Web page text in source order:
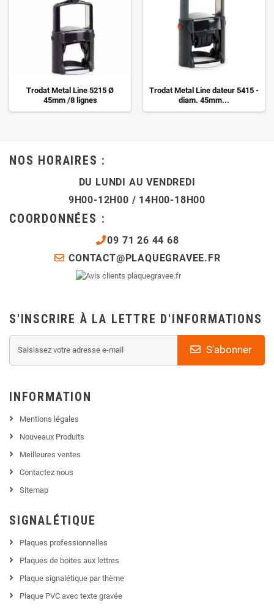
Trodat Metal Line 5215 Ø
45mm /8 lignes
Trodat Metal Line dateur 5415 -
diam. 45mm...
NOS HORAIRES :
DU LUNDI AU VENDREDI
9H00-12H00 / 14H00-18H00
COORDONNÉES :
09 71 26 44 68
CONTACT@PLAQUEGRAVEE.FR
S'INSCRIRE À LA LETTRE D'INFORMATIONS
S'abonner
INFORMATION
Mentions légales
Nouveaux Produits
Meilleures ventes
Contactez nous
Sitemap
SIGNALÉTIQUE
Plaques professionnelles
Plaques de boites aux lettres
Plaque signalétique par thème
Plaque PVC avec texte gravée